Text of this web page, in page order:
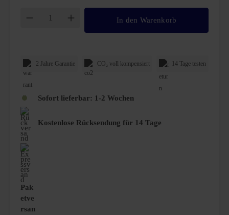
2 Jahre Garantie CO₂ voll kompensiert 14 Tage testen
Sofort lieferbar: 1-2 Wochen
Kostenlose Rücksendung für 14 Tage
Pak
etve
rsan
Produkt Anzahl: Gib den gewünschten
In den Warenkorb